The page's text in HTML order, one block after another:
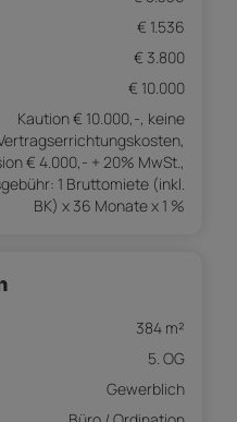
€ 1.536
€ 3.800
€ 10.000
Kaution € 10.000,-, keine
€ 4.000,- + 20% MwSt.,
1 Bruttomiete (inkl.
BK) x 36 Monate x 1 %
384 m²
5. OG
Gewerblich